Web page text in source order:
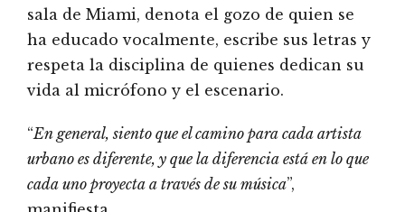
sala de Miami, denota el gozo de quien se
ha educado vocalmente, escribe sus letras y
respeta la disciplina de quienes dedican su
vida al micrófono y el escenario.
“En general, siento que el camino para cada artista
urbano es diferente, y que la diferencia está en lo que
cada uno proyecta a través de su música”,